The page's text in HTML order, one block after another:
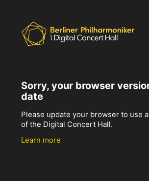
Sorry, your browser
date
Please update your browser to use
of the Digital Concert Hall.
Learn more